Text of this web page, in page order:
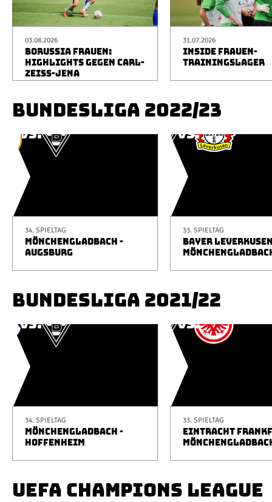
03.08.2026
BORUSSIA FRAUEN:
HIGHLIGHTS GEGEN CARL-
ZEISS-JENA
31.07.2026
INSIDE FRAUEN-
TRAININGSLAGER
BUNDESLIGA 2022/23
34. SPIELTAG
MÖNCHENGLADBACH -
AUGSBURG
33. SPIELTAG
BAYER
BUNDESLIGA 2021/22
34. SPIELTAG
MÖNCHENGLADBACH -
HOFFENHEIM
33. SPIELTAG
EINTRACHT
UEFA CHAMPIONS LEAGUE